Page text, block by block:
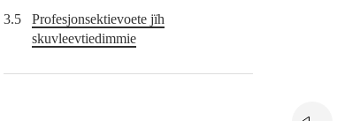
3.5
Profesjonsektievoete jïh
skuvleevtiedimmie